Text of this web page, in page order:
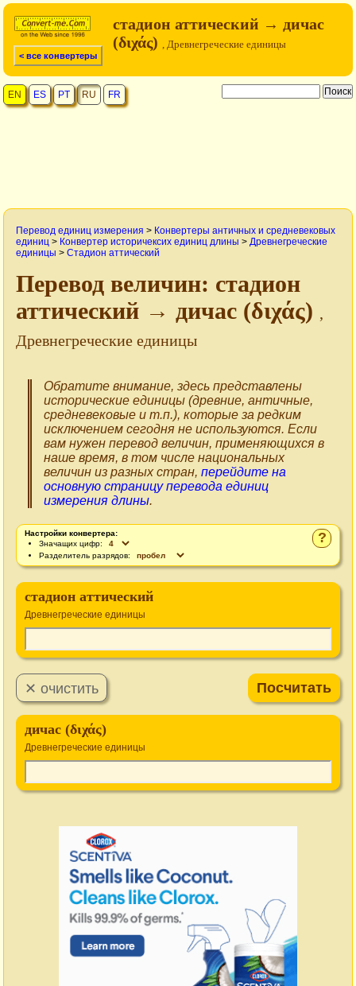
< все конвертеры
стадион аттический → дичас
(διχάς) , Древнегреческие единицы
EN ES PT RU FR
Перевод единиц измерения > Конвертеры античных и средневековых
единиц > Конвертер историчексих единиц длины > Древнегреческие
единицы > Стадион аттический
Перевод величин: стадион
аттический → дичас (διχάς) ,
Древнегреческие единицы
Обратите внимание, здесь представлены
исторические единицы (древние, античные,
средневековые и т.п.), которые за редким
исключением сегодня не используются. Если
вам нужен перевод величин, применяющихся в
наше время, в том числе национальных
величин из разных стран, перейдите на
основную страницу перевода единиц
измерения длины.
?
Настройки конвертера:
Значащих цифр:
Разделитель разрядов:
стадион аттический
Древнегреческие единицы
дичас (διχάς)
Древнегреческие единицы